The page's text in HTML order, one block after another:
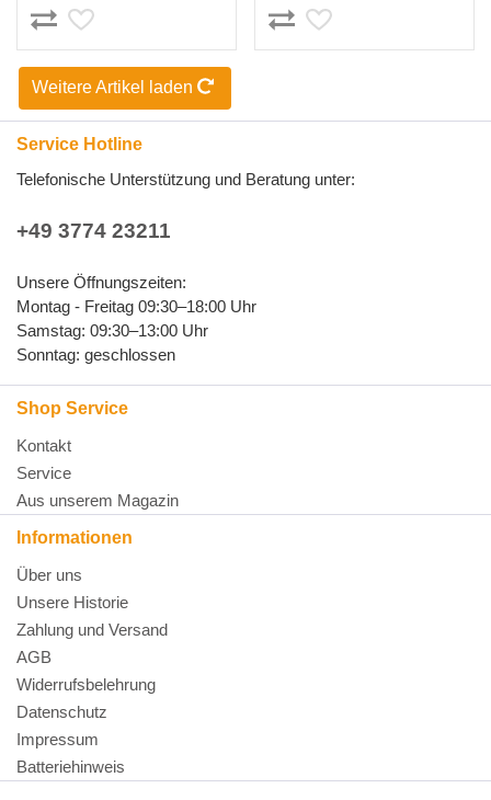
Weitere Artikel laden
Service Hotline
Telefonische Unterstützung und Beratung unter:
+49 3774 23211
Unsere Öffnungszeiten:
Montag - Freitag 09:30–18:00 Uhr
Samstag: 09:30–13:00 Uhr
Sonntag: geschlossen
Shop Service
Kontakt
Service
Aus unserem Magazin
Informationen
Über uns
Unsere Historie
Zahlung und Versand
AGB
Widerrufsbelehrung
Datenschutz
Impressum
Batteriehinweis